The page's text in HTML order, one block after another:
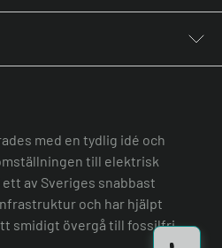
med en tydlig idé och
till elektrisk
av Sveriges snabbast
och har hjälpt
smidigt övergå till fossilfri